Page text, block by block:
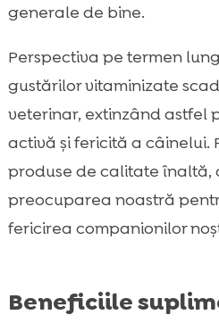
generale de bine.
Perspectiva pe termen
gustărilor vitaminizate
veterinar, extinzând astfel
activă și fericită a câinelui.
produse de calitate înaltă,
preocuparea noastră
fericirea companionilor
Beneficiile